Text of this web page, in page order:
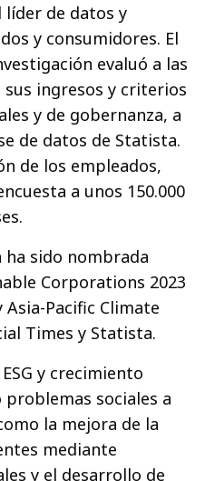
de datos y
y consumidores. El
evaluó a las
ingresos y criterios
y de gobernanza, a
de datos de Statista.
de los empleados,
a unos 150.000
ha sido nombrada
Corporations 2023
Pacific Climate
Times y Statista.
y crecimiento
sociales a
la mejora de la
mediante
y el desarrollo de